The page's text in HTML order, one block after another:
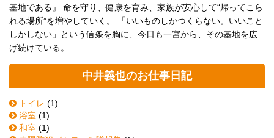
基地である』 命を守り、健康を育み、家族が安心して“帰ってこら
れる場所”を増やしていく。 「いいものしかつくらない。いいこと
しかしない」という信条を胸に、今日も一宮から、その基地を広
げ続けている。
中井義也のお仕事日記
トイレ (1)
浴室 (1)
和室 (1)